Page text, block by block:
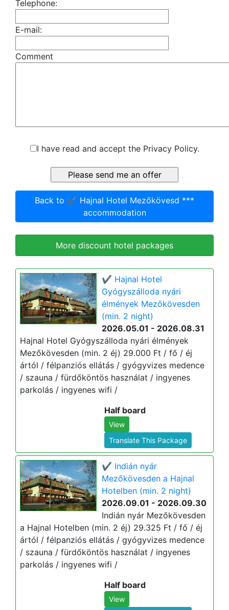
Telephone:
E-mail:
Comment
I have read and accept the Privacy Policy.
Back to ✔️ Hajnal Hotel Mezőkövesd ***
accommodation
More discount hotel packages
✔️ Hajnal Hotel
Gyógyszálloda nyári
élmények Mezőkövesden
(min. 2 night)
2026.05.01 - 2026.08.31
Hajnal Hotel Gyógyszálloda nyári élmények
Mezőkövesden (min. 2 éj) 29.000 Ft / fő / éj
ártól / félpanziós ellátás / gyógyvizes medence
/ szauna / fürdőköntös használat / ingyenes
parkolás / ingyenes wifi /
Half board
View
Translate This Package
✔️ Indián nyár
Mezőkövesden a Hajnal
Hotelben (min. 2 night)
2026.09.01 - 2026.09.30
Indián nyár Mezőkövesden
a Hajnal Hotelben (min. 2 éj) 29.325 Ft / fő / éj
ártól / félpanziós ellátás / gyógyvizes medence
/ szauna / fürdőköntös használat / ingyenes
parkolás / ingyenes wifi /
Half board
View